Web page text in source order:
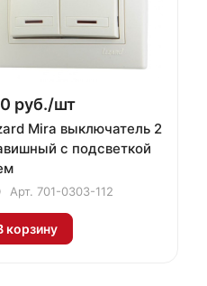
руб./шт
Mira выключатель 2
с подсветкой
Арт. 701-0303-112
корзину